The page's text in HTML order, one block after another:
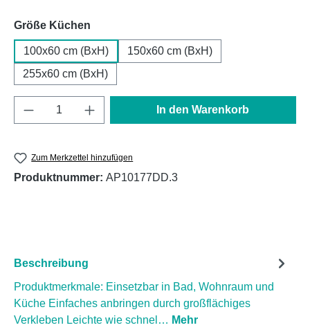
Größe Küchen
100x60 cm (BxH)
150x60 cm (BxH)
255x60 cm (BxH)
Produkt Anzahl: Gib den gewünschten
In den Warenkorb
Zum Merkzettel hinzufügen
Produktnummer: AP10177DD.3
Beschreibung
Produktmerkmale: Einsetzbar in Bad, Wohnraum und
Küche Einfaches anbringen durch großflächiges
Verkleben Leichte wie schnel… Mehr